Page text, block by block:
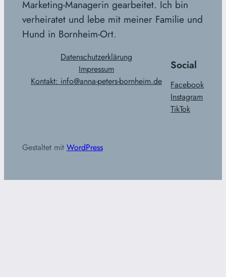
Marketing-Managerin gearbeitet. Ich bin
verheiratet und lebe mit meiner Familie und
Hund in Bornheim-Ort.
Datenschutzerklärung
Impressum
Kontakt: info@anna-peters-bornheim.de
Social
Facebook
Instagram
TikTok
Gestaltet mit WordPress